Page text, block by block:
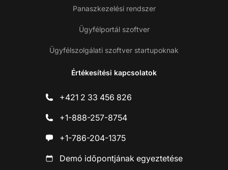
Panaszkezelési rendszer
Ügyfélportál szoftver
Ügyfélszolgálati szoftver startupoknak
Értékesítési kapcsolatok
+421 2 33 456 826
+1-888-257-8754
+1-786-204-1375
Demó időpontjának egyeztetése